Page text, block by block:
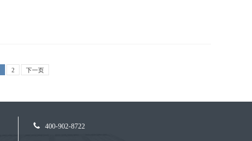
2 下一页
400-902-8722